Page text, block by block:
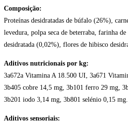
12kg
Composição:
Proteínas desidratadas de búfalo (26%),
levedura, polpa seca de beterraba, farinha
desidratada (0,02%), flores de hibisco
Aditivos nutricionais por kg:
3a672a Vitamina A 18.500 UI, 3a671
3b405 cobre 14,5 mg, 3b101 ferro 29 mg,
3b201 iodo 3,14 mg, 3b801 selénio 0,15 mg.
Aditivos sensoriais: